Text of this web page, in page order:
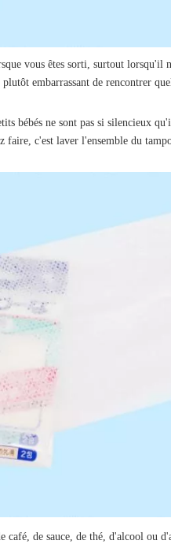
vous êtes sorti, surtout lorsqu'il
embarrassant de rencontrer
bébés ne sont pas si silencieux
c'est laver l'ensemble du
de sauce, de thé, d'alcool ou